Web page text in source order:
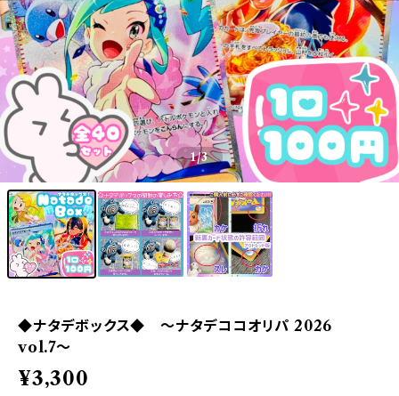
1/3
◆ナタデボックス◆ 〜ナタデココオリパ 2026
vol.7〜
¥3,300